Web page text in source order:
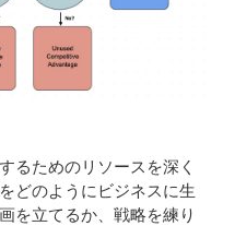
るためのリソースを深く
どのようにビジネスに生
を立てるか、戦略を練り